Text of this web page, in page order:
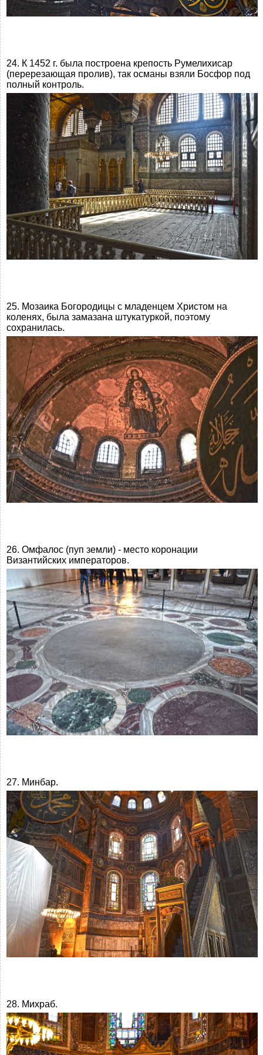
24. К 1452 г. была построена крепость Румелихисар
(перерезающая пролив), так османы взяли Босфор под
полный контроль.
25. Мозаика Богородицы с младенцем Христом на
коленях, была замазана штукатуркой, поэтому
сохранилась.
26. Омфалос (пуп земли) - место коронации
Византийских императоров.
27. Минбар.
28. Михраб.